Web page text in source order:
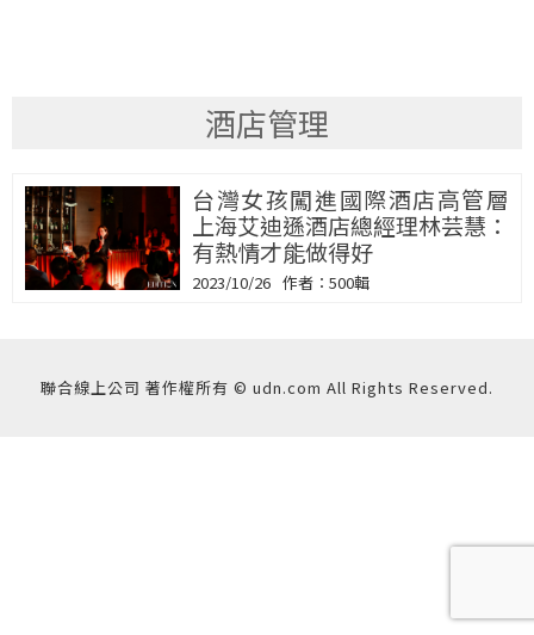
酒店管理
台灣女孩闖進國際酒店高管層
上海艾迪遜酒店總經理林芸慧：
有熱情才能做得好
2023/10/26 500輯
聯合線上公司 著作權所有 © udn.com All Rights Reserved.